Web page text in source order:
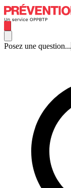
Posez une question...